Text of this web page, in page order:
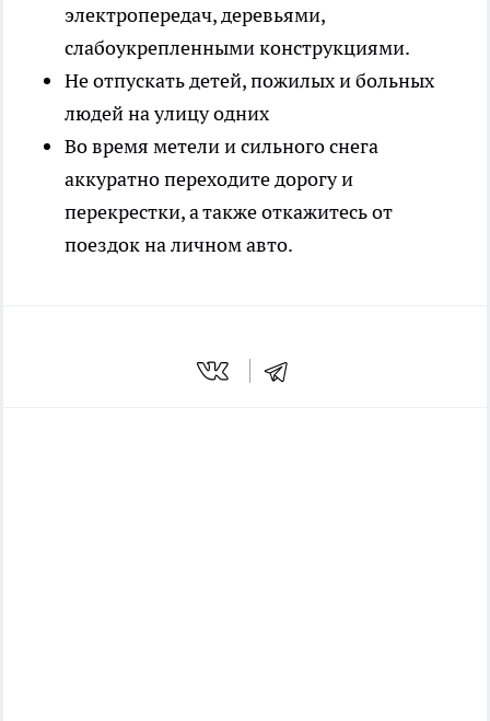
электропередач, деревьями,
слабоукрепленными конструкциями.
Не отпускать детей, пожилых и больных
людей на улицу одних
Во время метели и сильного снега
аккуратно переходите дорогу и
перекрестки, а также откажитесь от
поездок на личном авто.